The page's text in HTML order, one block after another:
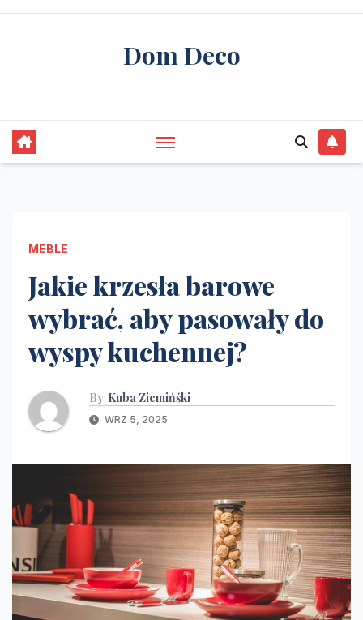
Skip
Dom Deco
MEBLE
Jakie krzesła barowe
wybrać, aby pasowały do
wyspy kuchennej?
By Kuba Ziemińśki
WRZ 5, 2025